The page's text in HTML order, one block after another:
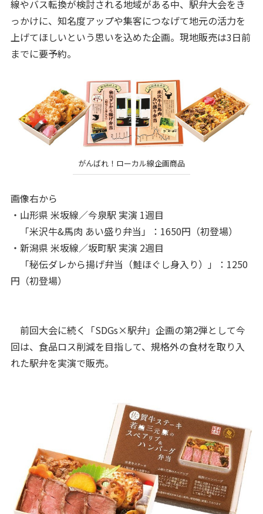
線やバス転換が検討される地域がある中、駅弁大会をき
っかけに、知名度アップや集客につなげて地元の活力を
上げてほしいという思いを込めた企画。現地販売は3日前
までに要予約。
がんばれ！ローカル線企画商品
画像右から
・山形県 米坂線／今泉駅 実演 1週目
「米沢牛&馬肉 あい盛り弁当」：1650円（初登場）
・新潟県 米坂線／坂町駅 実演 2週目
「秘伝ダレから揚げ弁当（鮭ほぐし身入り）」：1250
円（初登場）
前回大会に続く「SDGs×駅弁」企画の第2弾として今
回は、食品ロス削減を目指して、規格外の食材を取り入
れた駅弁を実演で販売。